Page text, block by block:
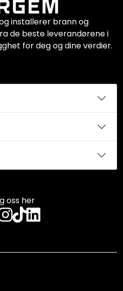
oss her
installerer brann og
de beste leverandørene i
for deg og dine verdier.